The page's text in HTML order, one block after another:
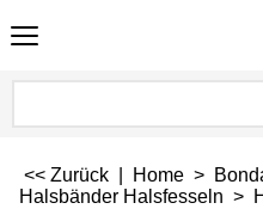
<< Zurück Home >
Halsbänder Halsfesseln >